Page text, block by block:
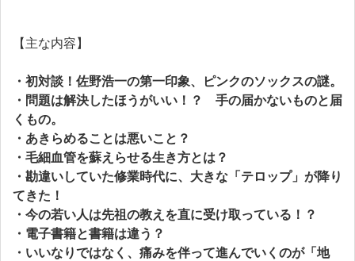
【主な内容】
・初対談！佐野浩一の第一印象、ピンクのソックスの謎。
・問題は解決したほうがいい ！？
手の届かないものと届
くもの。
・あきらめることは悪いこと？
・毛細血管を蘇えらせる生き方とは？
・勘違いしていた修業時代に、大きな「テロップ」が降り
てきた！
・今の若い人は先祖の教えを直に受け取っている！？
・電子書籍と書籍は違う？
・いいなりではなく、痛みを伴って進んでいくのが「地